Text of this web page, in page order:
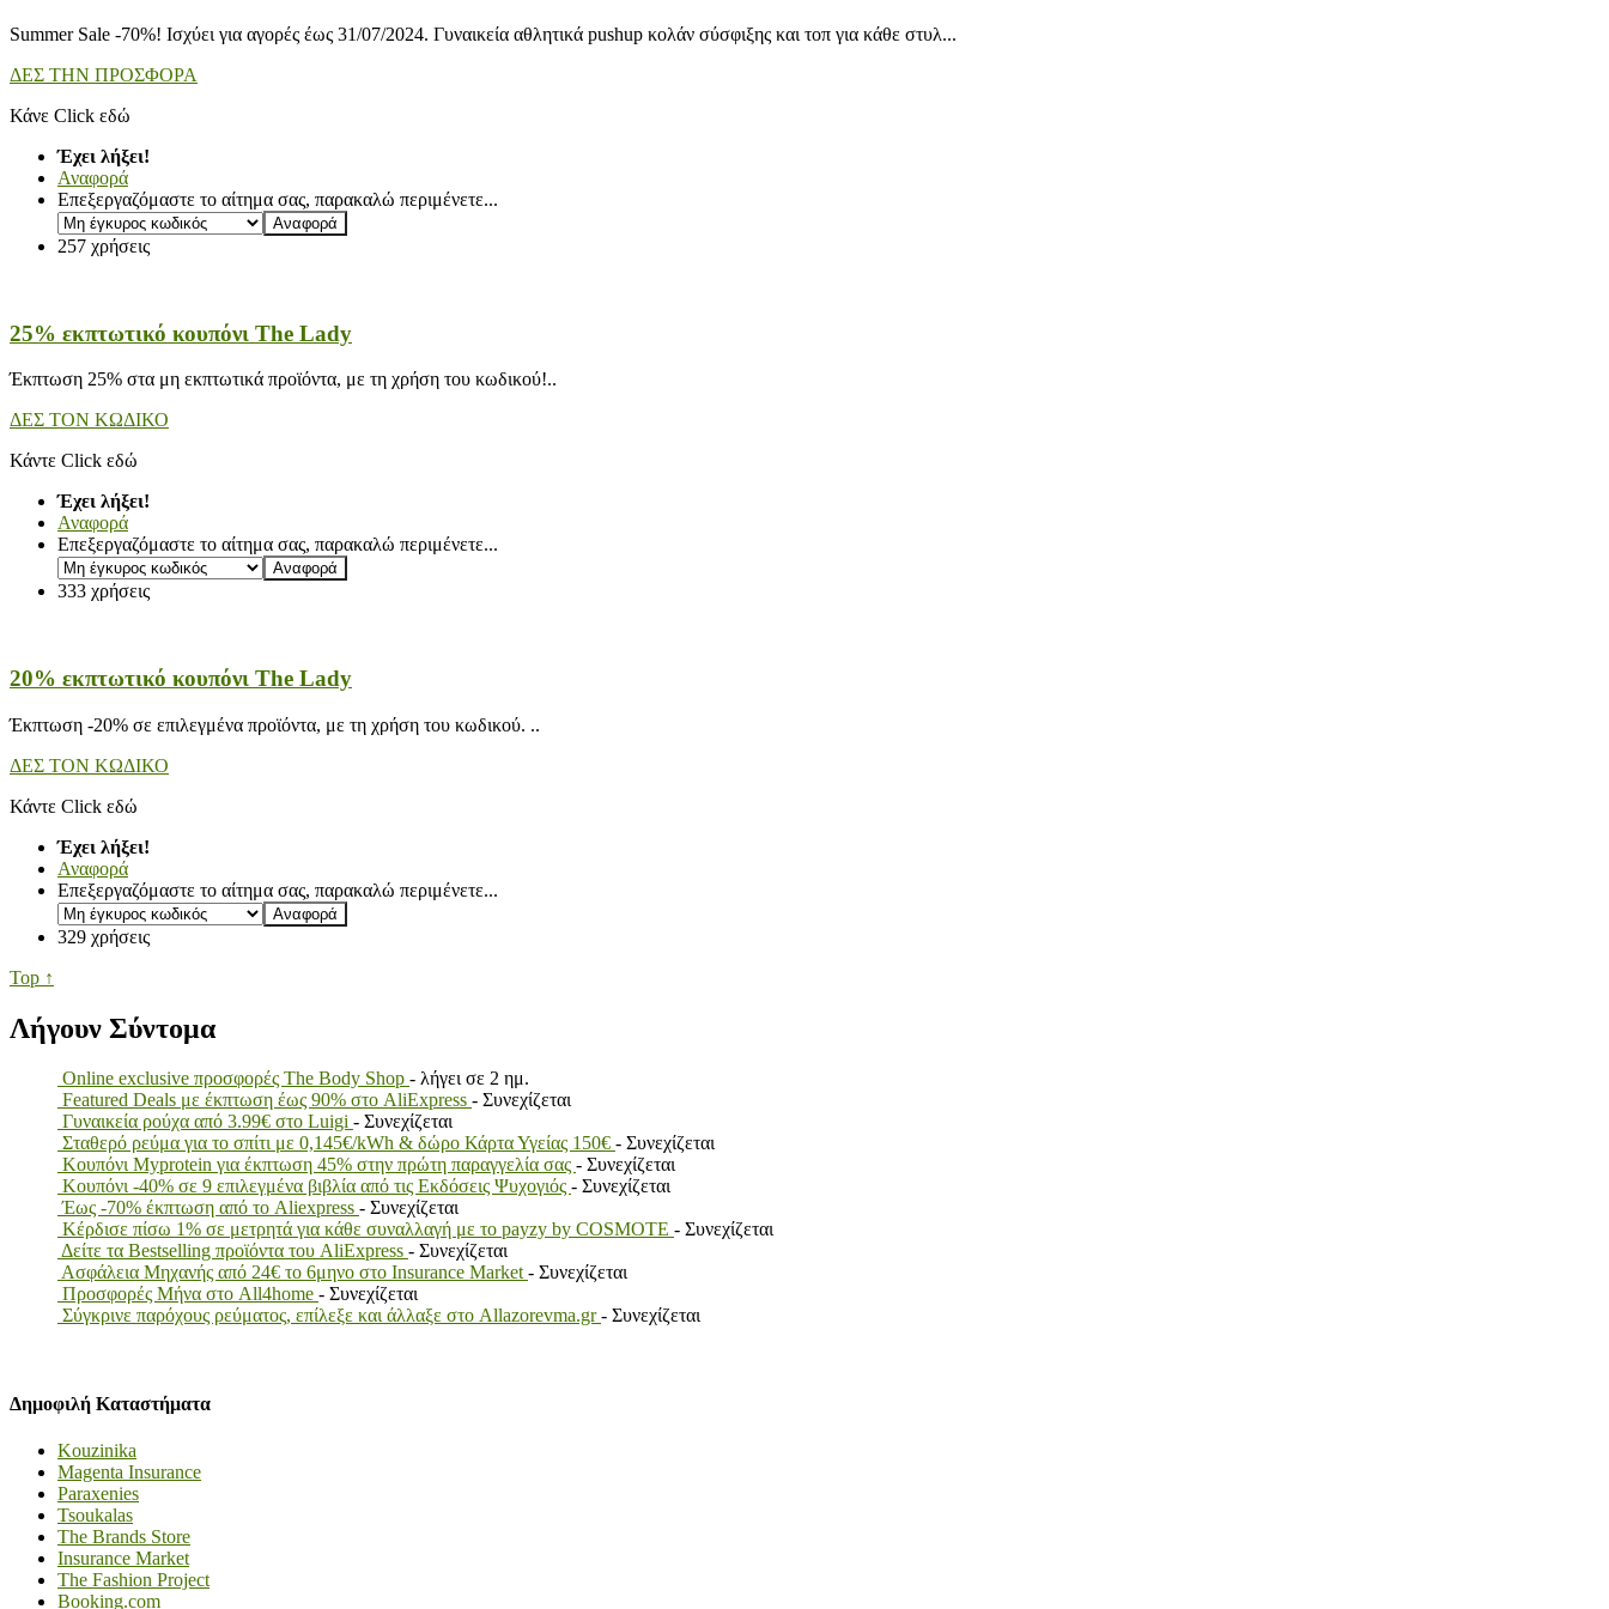
Summer Sale -70%! Ισχύει για αγορές έως 31/07/2024. Γυναικεία αθλητικά pushup κολάν σύσφιξης και τοπ για κάθε στυλ...
ΔΕΣ ΤΗΝ ΠΡΟΣΦΟΡΑ
Κάνε Click εδώ
Έχει λήξει!
Αναφορά
Επεξεργαζόμαστε το αίτημα σας, παρακαλώ περιμένετε...
257 χρήσεις
25% εκπτωτικό κουπόνι The Lady
Έκπτωση 25% στα μη εκπτωτικά προϊόντα, με τη χρήση του κωδικού!..
ΔΕΣ ΤΟΝ ΚΩΔΙΚΟ
Κάντε Click εδώ
Έχει λήξει!
Αναφορά
Επεξεργαζόμαστε το αίτημα σας, παρακαλώ περιμένετε...
333 χρήσεις
20% εκπτωτικό κουπόνι The Lady
Έκπτωση -20% σε επιλεγμένα προϊόντα, με τη χρήση του κωδικού. ..
ΔΕΣ ΤΟΝ ΚΩΔΙΚΟ
Κάντε Click εδώ
Έχει λήξει!
Αναφορά
Επεξεργαζόμαστε το αίτημα σας, παρακαλώ περιμένετε...
329 χρήσεις
Top ↑
Λήγουν Σύντομα
Online exclusive προσφορές The Body Shop - λήγει σε 2 ημ.
Featured Deals με έκπτωση έως 90% στο AliExpress - Συνεχίζεται
Γυναικεία ρούχα από 3.99€ στο Luigi - Συνεχίζεται
Σταθερό ρεύμα για το σπίτι με 0,145€/kWh & δώρο Κάρτα Υγείας 150€ - Συνεχίζεται
Κουπόνι Myprotein για έκπτωση 45% στην πρώτη παραγγελία σας - Συνεχίζεται
Κουπόνι -40% σε 9 επιλεγμένα βιβλία από τις Εκδόσεις Ψυχογιός - Συνεχίζεται
Έως -70% έκπτωση από το Aliexpress - Συνεχίζεται
Κέρδισε πίσω 1% σε μετρητά για κάθε συναλλαγή με το payzy by COSMOTE - Συνεχίζεται
Δείτε τα Bestselling προϊόντα του AliExpress - Συνεχίζεται
Ασφάλεια Μηχανής από 24€ το 6μηνο στο Insurance Market- Συνεχίζεται
Προσφορές Μήνα στο All4home - Συνεχίζεται
Σύγκρινε παρόχους ρεύματος, επίλεξε και άλλαξε στο Allazorevma.gr- Συνεχίζεται
Δημοφιλή Καταστήματα
Kouzinika
Magenta Insurance
Paraxenies
Tsoukalas
The Brands Store
Insurance Market
The Fashion Project
Booking.com